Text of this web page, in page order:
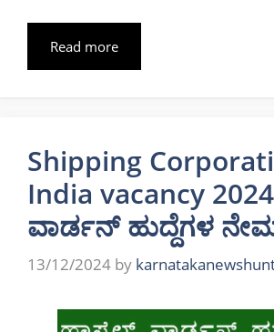
Read more
Shipping
India vacancy
ವಾರ್ಡನ್ ಹುದ್ದೆಗಳ
13/12/2024 by